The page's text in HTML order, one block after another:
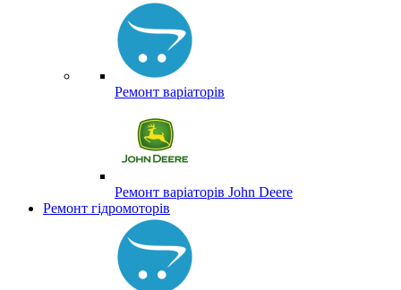
Ремонт варіаторів
Ремонт варіаторів John Deere
Ремонт гідромоторів